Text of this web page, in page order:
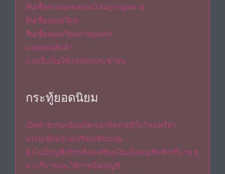
สินเชื่อส่วนบุคคลออนไลน์ถูกกฎหมาย
สินเชื่อหมุนเวียน
สินเชื่อหมุนเวียนส่วนบุคคล
แอพผ่อนสินค้า
แอพยืมเงินใช้แค่บัตรประชาชน
กระทู้ยอดนิยม
เปิดค่าธรรมเนียมบัตรเครดิตรายปีใบไหนฟรีค่า
ธรรมเนียมบ้างเปรียบเทียบเลย
ยังไม่มีบัญชีกสิกรต้องเตรียมเงินเปิดบัญชีกสิกรกี่บาท ดู
ค่าบริการและวิธีการเปิดบัญชี